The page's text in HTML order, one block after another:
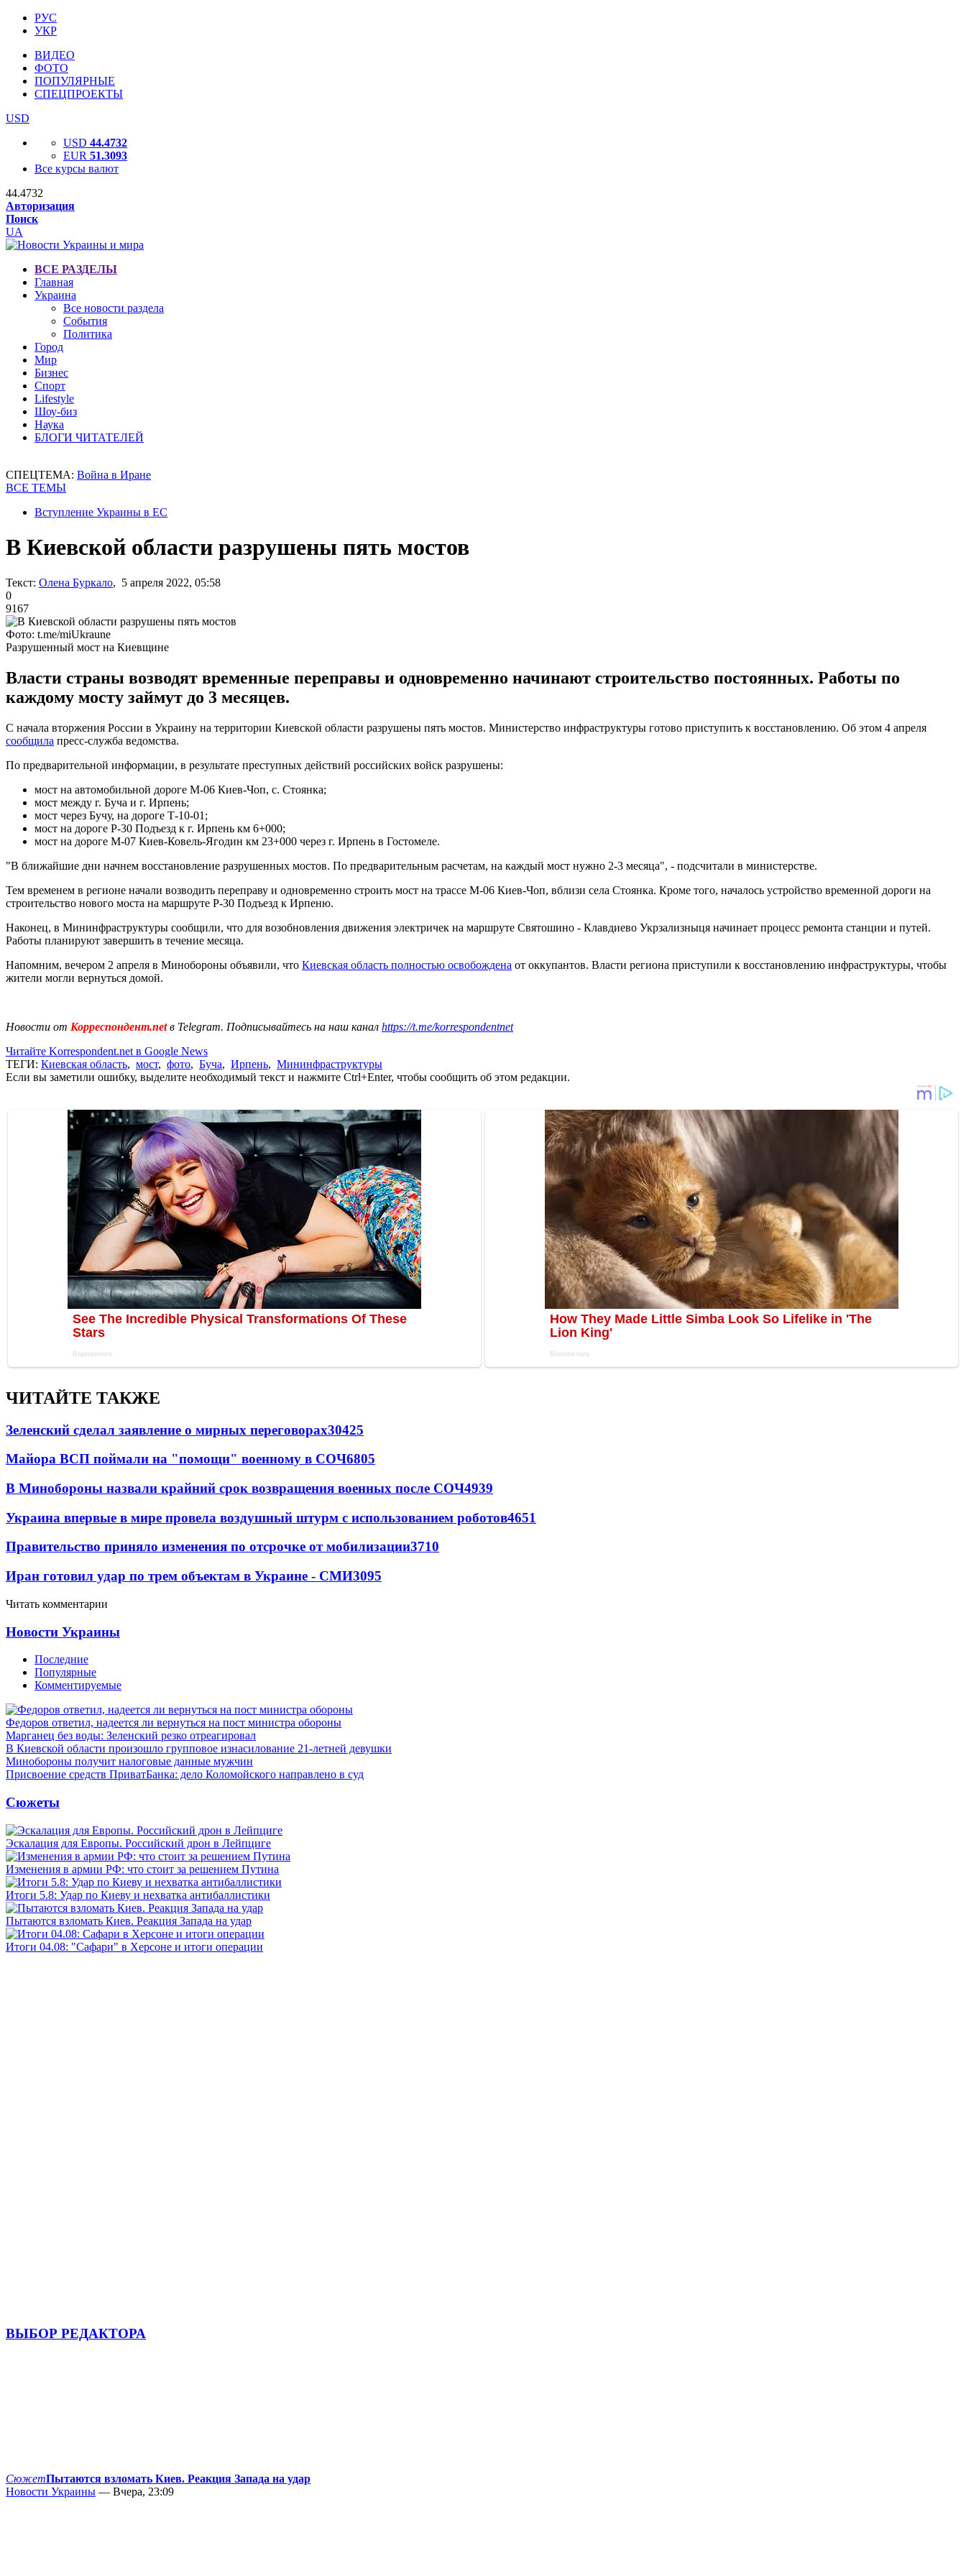
РУС
УКР
ВИДЕО
ФОТО
ПОПУЛЯРНЫЕ
СПЕЦПРОЕКТЫ
USD
USD 44.4732
EUR 51.3093
Все курсы валют
44.4732
Авторизация
Поиск
UA
ВСЕ РАЗДЕЛЫ
Главная
Украина
Все новости раздела
События
Политика
Город
Мир
Бизнес
Спорт
Lifestyle
Шоу-биз
Наука
БЛОГИ ЧИТАТЕЛЕЙ
СПЕЦТЕМА: Война в Иране
ВСЕ ТЕМЫ
Вступление Украины в ЕС
В Киевской области разрушены пять мостов
Текст: Олена Буркало, 5 апреля 2022, 05:58
0
9167
Фото: t.me/miUkraune
Разрушенный мост на Киевщине
Власти страны возводят временные переправы и одновременно начинают строительство постоянных. Работы по
каждому мосту займут до 3 месяцев.
С начала вторжения России в Украину на территории Киевской области разрушены пять мостов. Министерство инфраструктуры готово приступить к восстановлению. Об этом 4 апреля
сообщила пресс-служба ведомства.
По предварительной информации, в результате преступных действий российских войск разрушены:
мост на автомобильной дороге М-06 Киев-Чоп, с. Стоянка;
мост между г. Буча и г. Ирпень;
мост через Бучу, на дороге Т-10-01;
мост на дороге Р-30 Подъезд к г. Ирпень км 6+000;
мост на дороге М-07 Киев-Ковель-Ягодин км 23+000 через г. Ирпень в Гостомеле.
"В ближайшие дни начнем восстановление разрушенных мостов. По предварительным расчетам, на каждый мост нужно 2-3 месяца", - подсчитали в министерстве.
Тем временем в регионе начали возводить переправу и одновременно строить мост на трассе М-06 Киев-Чоп, вблизи села Стоянка. Кроме того, началось устройство временной дороги на
строительство нового моста на маршруте Р-30 Подъезд к Ирпеню.
Наконец, в Мининфраструктуры сообщили, что для возобновления движения электричек на маршруте Святошино - Клавдиево Укрзализныця начинает процесс ремонта станции и путей.
Работы планируют завершить в течение месяца.
Напомним, вечером 2 апреля в Минобороны объявили, что Киевская область полностью освобождена от оккупантов. Власти региона приступили к восстановлению инфраструктуры, чтобы
жители могли вернуться домой.
Новости от Корреспондент.netв Telegram. Подписывайтесь на наш канал https://t.me/korrespondentnet
Читайте Korrespondent.net в Google News
ТЕГИ: Киевская область, мост, фото, Буча, Ирпень, Мининфраструктуры
Если вы заметили ошибку, выделите необходимый текст и нажмите Ctrl+Enter, чтобы сообщить об этом редакции.
ЧИТАЙТЕ ТАКЖЕ
Зеленский сделал заявление о мирных переговорах30425
Майора ВСП поймали на "помощи" военному в СОЧ6805
В Минобороны назвали крайний срок возвращения военных после СОЧ4939
Украина впервые в мире провела воздушный штурм с использованием роботов4651
Правительство приняло изменения по отсрочке от мобилизации3710
Иран готовил удар по трем объектам в Украине - СМИ3095
Читать комментарии
Новости Украины
Последние
Популярные
Комментируемые
Федоров ответил, надеется ли вернуться на пост министра обороны
Марганец без воды: Зеленский резко отреагировал
В Киевской области произошло групповое изнасилование 21-летней девушки
Минобороны получит налоговые данные мужчин
Присвоение средств ПриватБанка: дело Коломойского направлено в суд
Сюжеты
Эскалация для Европы. Российский дрон в Лейпциге
Изменения в армии РФ: что стоит за решением Путина
Итоги 5.8: Удар по Киеву и нехватка антибаллистики
Пытаются взломать Киев. Реакция Запада на удар
Итоги 04.08: "Сафари" в Херсоне и итоги операции
ВЫБОР РЕДАКТОРА
СюжетПытаются взломать Киев. Реакция Запада на удар
Новости Украины — Вчера, 23:09